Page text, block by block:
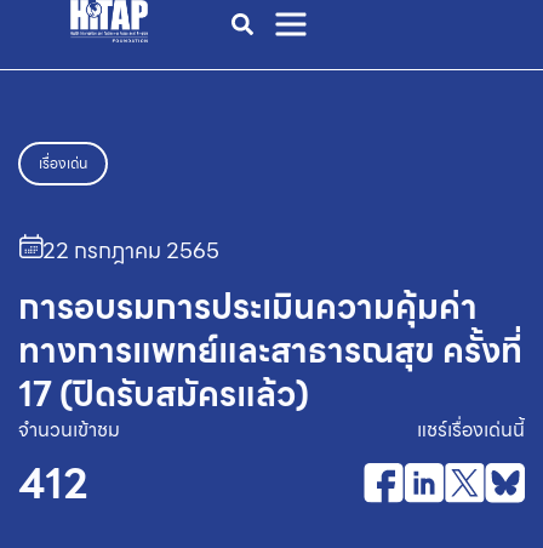
เรื่องเด่น
22 กรกฎาคม 2565
การอบรมการประเมินความคุ้มค่า
ทางการแพทย์และสาธารณสุข ครั้งที่
17 (ปิดรับสมัครแล้ว)
จำนวนเข้าชม
412
แชร์เรื่องเด่นนี้